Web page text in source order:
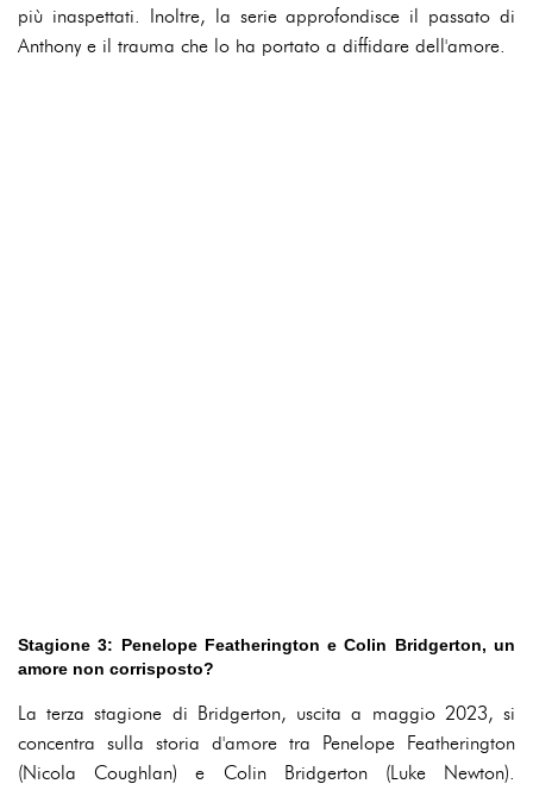
più inaspettati. Inoltre, la serie approfondisce il passato di
Anthony e il trauma che lo ha portato a diffidare dell'amore.
Stagione 3: Penelope Featherington e Colin Bridgerton, un
amore non corrisposto?
La terza stagione di Bridgerton, uscita a maggio 2023, si
concentra sulla storia d'amore tra Penelope Featherington
(Nicola Coughlan) e Colin Bridgerton (Luke Newton).